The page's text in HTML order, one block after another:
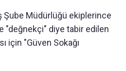
Şube Müdürlüğü ekiplerince
"değnekçi" diye tabir edilen
için "Güven Sokağı